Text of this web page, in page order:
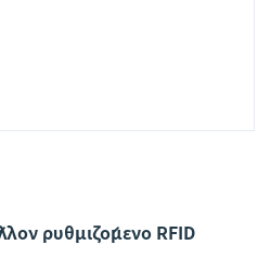
ρυθμιζόμενο RFID